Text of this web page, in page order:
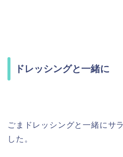
ドレッシングと一緒に
ごまドレッシングと一緒にサ
した。